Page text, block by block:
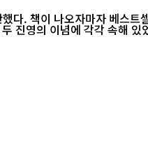
진영의 이념에 각각 속해 있